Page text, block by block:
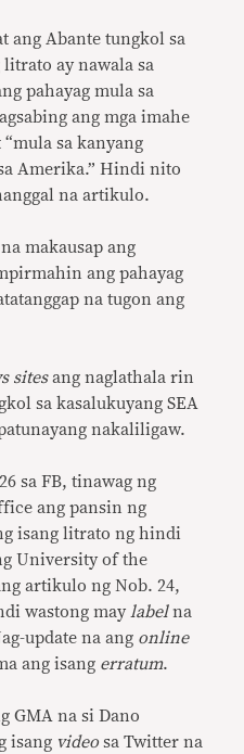
ang Abante tungkol sa
litrato ay nawala sa
pahayag mula sa
ang mga imahe
sa kanyang
Amerika.” Hindi nito
na artikulo.
makausap ang
ang pahayag
na tugon ang
sitesang naglathala rin
sa kasalukuyang SEA
nakaliligaw.
sa FB, tinawag ng
ang pansin ng
isang litrato ng hindi
University of the
artikulo ng Nob. 24,
wastong may labelna
update na ang online
ang isang erratum.
GMA na si Dano
isang video sa Twitter na